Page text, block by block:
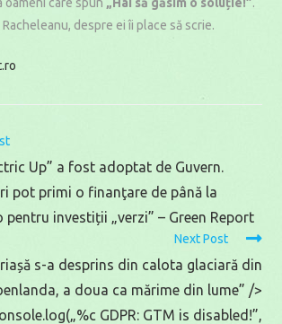
Racheleanu, despre ei îi place să scrie.
Up” a fost adoptat de Guvern.
pot primi o finanţare de până la
pentru investiții „verzi” – Green Report
Next Post
s-a desprins din calota glaciară din
a doua ca mărime din lume” />
GDPR: GTM is disabled!”,